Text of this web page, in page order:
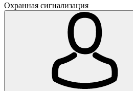
Охранная сигнализация